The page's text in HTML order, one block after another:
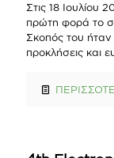
Στις 18 Ιουλίου
πρώτη φορά το
Σκοπός του ήταν
προκλήσεις και